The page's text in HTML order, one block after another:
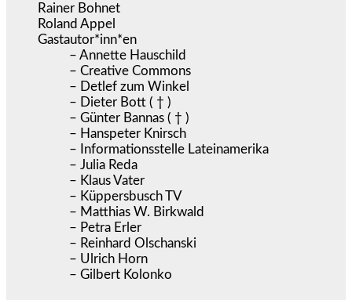
Rainer Bohnet
Roland Appel
Gastautor*inn*en
– Annette Hauschild
– Creative Commons
– Detlef zum Winkel
– Dieter Bott ( † )
– Günter Bannas ( † )
– Hanspeter Knirsch
– Informationsstelle Lateinamerika
– Julia Reda
– Klaus Vater
– Küppersbusch TV
– Matthias W. Birkwald
– Petra Erler
– Reinhard Olschanski
– Ulrich Horn
– Gilbert Kolonko